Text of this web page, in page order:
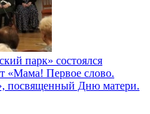
парк» состоялся
«Мама! Первое слово.
посвященный Дню матери.